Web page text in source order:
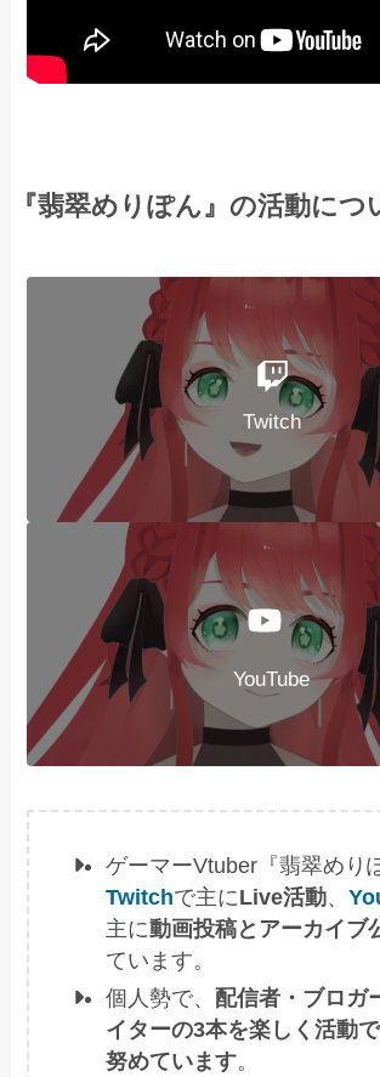
『翡翠めりぽん』の活動につ
Twitch
YouTube
ゲーマーVtuber『翡翠めり
Twitchで主にLive活動、
主に動画投稿とアーカイブ
ています。
個人勢で、配信者・ブロガ
イターの3本を楽しく活動
努めています。